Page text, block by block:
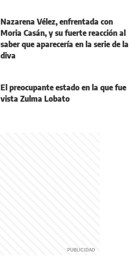
Nazarena Vélez, enfrentada con
Moria Casán, y su fuerte reacción al
saber que aparecería en la serie de la
diva
El preocupante estado en la que fue
vista Zulma Lobato